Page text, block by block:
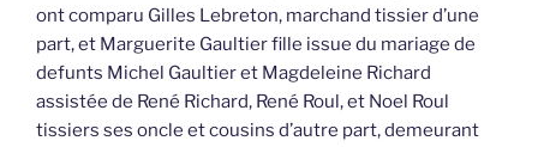
ont comparu Gilles Lebreton, marchand tissier d’une
part, et Marguerite Gaultier fille issue du mariage de
defunts Michel Gaultier et Magdeleine Richard
assistée de René Richard, René Roul, et Noel Roul
tissiers ses oncle et cousins d’autre part, demeurant